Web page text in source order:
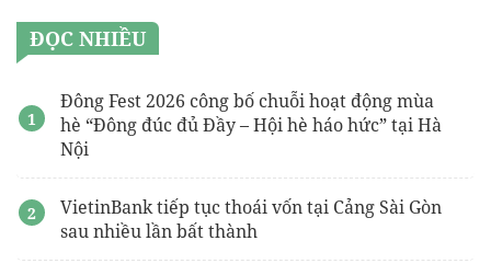
ĐỌC NHIỀU
Đông Fest 2026 công bố chuỗi hoạt động mùa
hè “Đông đúc đủ Đầy – Hội hè háo hức” tại Hà
Nội
VietinBank tiếp tục thoái vốn tại Cảng Sài Gòn
sau nhiều lần bất thành